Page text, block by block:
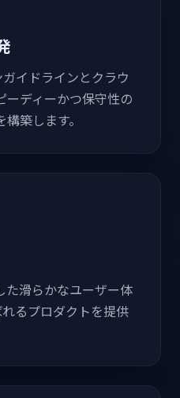
イドラインとクラウ
ーディーかつ保守性の
築します。
滑らかなユーザー体
るプロダクトを提供